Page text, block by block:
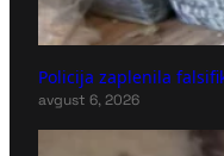
Policija zaplenila
avgust 6, 2026